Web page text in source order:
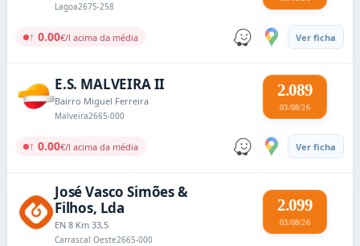
Lagoa2675-258
↑ 0.00€/l acima da média Ver ficha
E.S. MALVEIRA II
Bairro Miguel Ferreira
Malveira2665-000
2.089
03/08/26
↑ 0.00€/l acima da média Ver ficha
José Vasco Simões &
Filhos, Lda
EN 8 Km 33,5
Carrascal Oeste2665-000
2.099
03/08/26